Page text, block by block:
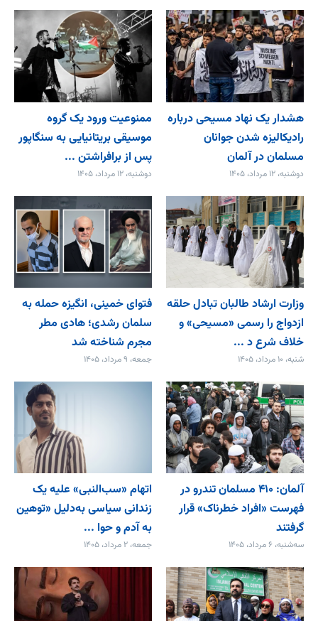
هشدار یک نهاد مسیحی درباره
رادیکالیزه شدن جوانان
مسلمان در آلمان
دوشنبه، ۱۲ مرداد، ۱۴۰۵
ممنوعیت ورود یک گروه
موسیقی بریتانیایی به سنگاپور
پس از برافراشتن ...
دوشنبه، ۱۲ مرداد، ۱۴۰۵
وزارت ارشاد طالبان تبادل حلقه
ازدواج را رسمی «مسیحی» و
خلاف شرع د ...
شنبه، ۱۰ مرداد، ۱۴۰۵
فتوای خمینی، انگیزه حمله به
سلمان رشدی؛ هادی مطر
مجرم شناخته شد
جمعه، ۹ مرداد، ۱۴۰۵
آلمان: ۴۱۰ مسلمان تندرو در
فهرست «افراد خطرناک» قرار
گرفتند
سه‌شنبه، ۶ مرداد، ۱۴۰۵
اتهام «سب‌النبی» علیه یک
زندانی سیاسی به‌دلیل «توهین
به آدم و حوا ...
جمعه، ۲ مرداد، ۱۴۰۵